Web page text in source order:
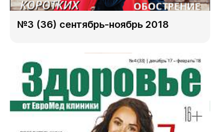
№3 (36) сентябрь-ноябрь 2018